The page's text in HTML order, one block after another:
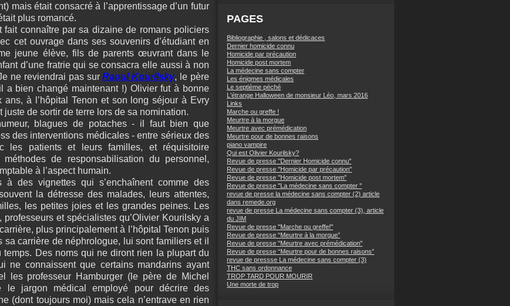
mais était consacré à l’apprentissage d’un futur
plus romancé.
fait connaître par sa dizaine de romans policiers
cet ouvrage dans ses souvenirs d’étudiant en
jeune élève, fils de parents œuvrant dans le
d’une fratrie qui se consacra elle aussi à non
ne reviendrai pas surRaoul Kourilsky, le père
a bien changé maintenant !) Olivier fut à bonne
à l’hôpital Tenon et son long séjour à Evry
de sortir de terre lors de sa nomination.
blagues de potaches - il faut bien que
des interventions médicales - entre sérieux des
les patients et leurs familles, et réquisitoire
de responsabilisation du personnel,
à l’aspect humain.
à des vignettes qui s’enchaînent comme des
la détresse des malades, leurs attentes,
les petites joies et les grandes peines. Les
et spécialistes qu’Olivier Kourilsky a
plus principalement à l’hôpital Tenon puis
sa carrière de néphrologue, lui sont familiers et il
Des noms qui ne diront rien la plupart du
ne connaissent que certains mandarins ayant
les professeur Hamburger (le père de Michel
le jargon médical employé pour décrire des
(dont toujours moi) mais cela n’entrave en rien
PAGES
Bibliographie , salons et dédicaces
Dernier homicide connu
Homicide par précaution
Homicide post mortem
La médecine sans compter
Les énigmes médicales
Le septième péché
L'étrange Halloween de monsieur Léo, mars 2016
Links
Marche ou greffe !
Meurtre à la morgue
Meurtre avec prémédication
Meurtre pour de bonnes raisons
piano vampire
Qui est Olivier Kourilsky?
Revue de presse "Dernier Homicide connu"
Revue de presse "Homicide par précaution"
Revue de presse "Homicide post mortem"
Revue de presse "La médecine sans compter "
revue de presse la médecine sans compter (2) article
dans remede.org
revue de presse La médecine sans compter (3), article
du JIM
Revue de presse "Marche ou greffe!"
Revue de presse “Meurtre à la morgue”
Revue de presse "Meurtre avec prémédication"
Revue de presse “Meurtre pour de bonnes raisons”
revue de pressse La médecine sans compter (3)
THC sans ordonnance
TROP TARD POUR MOURIR
Une morte de trop